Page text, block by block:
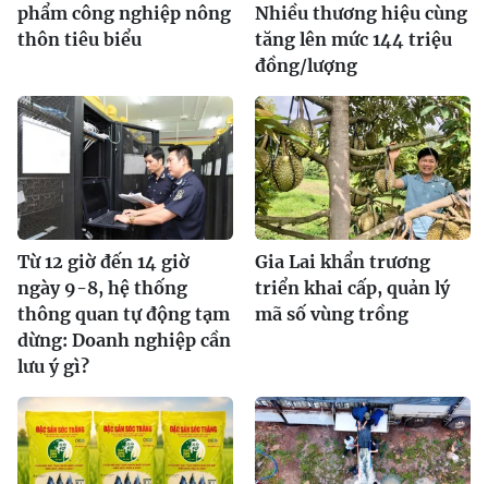
phẩm công nghiệp nông
thôn tiêu biểu
Nhiều thương hiệu cùng
tăng lên mức 144 triệu
đồng/lượng
Từ 12 giờ đến 14 giờ
ngày 9-8, hệ thống
thông quan tự động tạm
dừng: Doanh nghiệp cần
lưu ý gì?
Gia Lai khẩn trương
triển khai cấp, quản lý
mã số vùng trồng